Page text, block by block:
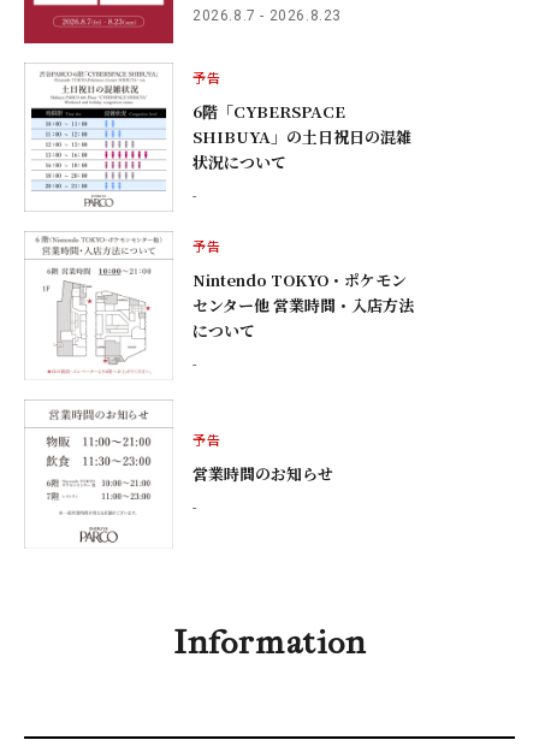
2026.8.7 - 2026.8.23
予告
6階「CYBERSPACE
SHIBUYA」の土日祝日の混雑
状況について
-
予告
Nintendo TOKYO・ポケモン
センター他 営業時間・入店方法
について
-
予告
営業時間のお知らせ
-
Information